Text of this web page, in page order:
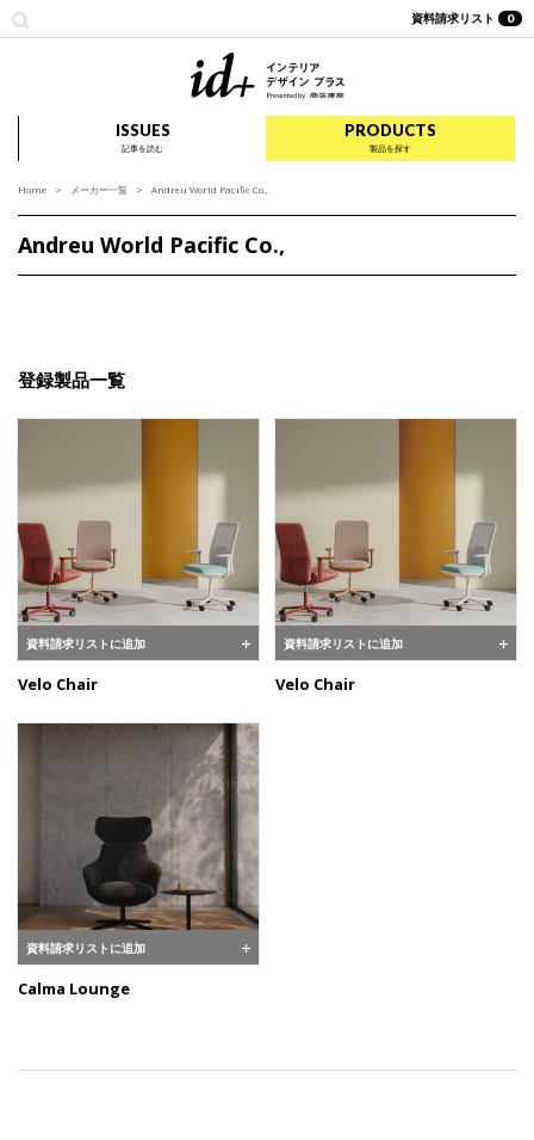
資料請求リスト 0
ISSUES
記事を読む
PRODUCTS
製品を探す
Home メーカー一覧 Andreu World Pacific Co.,
Andreu World Pacific Co.,
登録製品一覧
資料請求リストに追加
Velo Chair
資料請求リストに追加
Velo Chair
資料請求リストに追加
Calma Lounge